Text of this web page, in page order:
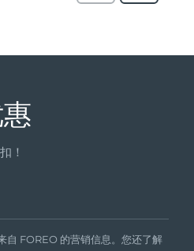
！
自 FOREO 的营销信息。您还了解